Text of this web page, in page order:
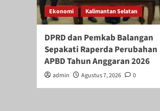
Ekonomi Kalimantan Selatan
DPRD dan Pemkab Balangan
Sepakati Raperda Perubahan
APBD Tahun Anggaran 2026
admin Agustus 7, 2026 0